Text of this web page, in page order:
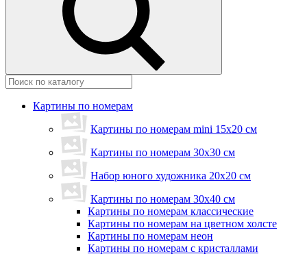
Картины по номерам
Картины по номерам mini 15х20 см
Картины по номерам 30x30 см
Набор юного художника 20х20 см
Картины по номерам 30х40 см
Картины по номерам классические
Картины по номерам на цветном холсте
Картины по номерам неон
Картины по номерам с кристаллами